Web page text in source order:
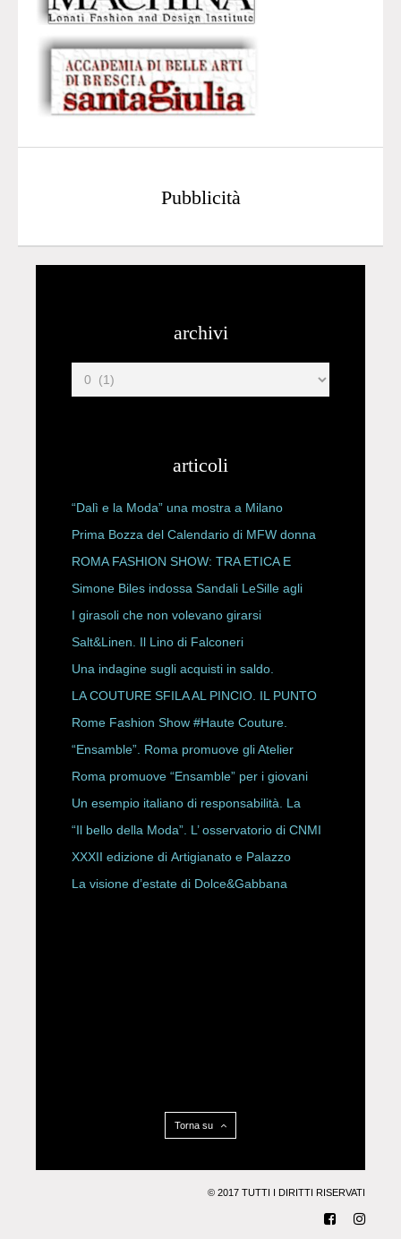
Pubblicità
archivi
articoli
“Dalì e la Moda” una mostra a Milano
Prima Bozza del Calendario di MFW donna
P/E 2027
ROMA FASHION SHOW: TRA ETICA E
HAUTE COUTURE
Simone Biles indossa Sandali LeSille agli
ESPY Awards 2026
I girasoli che non volevano girarsi
Salt&Linen. Il Lino di Falconeri
Una indagine sugli acquisti in saldo.
LA COUTURE SFILA AL PINCIO. IL PUNTO
CON ALESSANDRO ONORATO E
ROBERTA ANGELILLI
Rome Fashion Show #Haute Couture.
“Ensamble”. Roma promuove gli Atelier
Storici
Roma promuove “Ensamble” per i giovani
Un esempio italiano di responsabilità. La
Rete Slow Fiber
“Il bello della Moda”. L’ osservatorio di CNMI
XXXII edizione di Artigianato e Palazzo
La visione d’estate di Dolce&Gabbana
Torna su
© 2017 TUTTI I DIRITTI RISERVATI